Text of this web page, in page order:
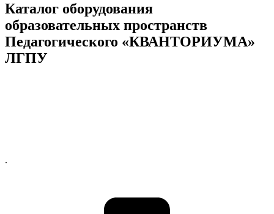
Каталог оборудования
образовательных пространств
Педагогического «КВАНТОРИУМА»
ЛГПУ
.